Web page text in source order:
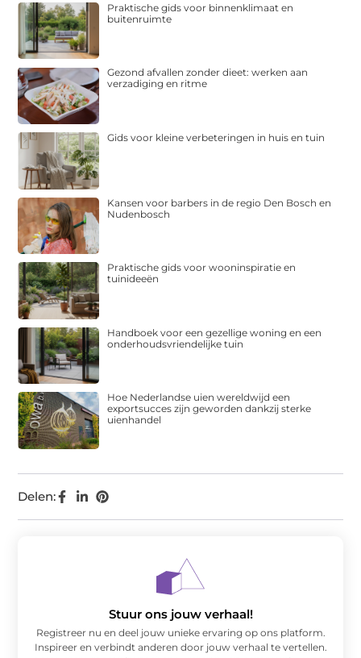
Delen:
Praktische gids voor binnenklimaat en
buitenruimte
Gezond afvallen zonder dieet: werken aan
verzadiging en ritme
Gids voor kleine verbeteringen in huis en tuin
Kansen voor barbers in de regio Den Bosch en
Nudenbosch
Praktische gids voor wooninspiratie en
tuinideeën
Handboek voor een gezellige woning en een
onderhoudsvriendelijke tuin
Hoe Nederlandse uien wereldwijd een
exportsucces zijn geworden dankzij sterke
uienhandel
Stuur ons jouw verhaal!
Registreer nu en deel jouw unieke ervaring op ons platform.
Inspireer en verbindt anderen door jouw verhaal te vertellen.